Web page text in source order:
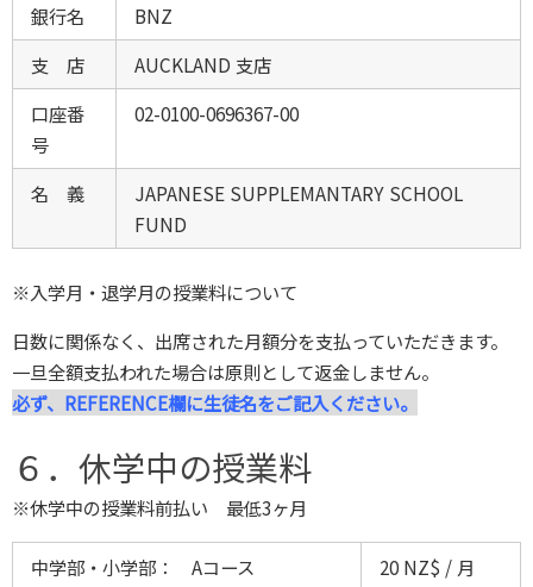
銀行名
BNZ
支 店
AUCKLAND 支店
口座番
号
02-0100-0696367-00
名 義
JAPANESE SUPPLEMANTARY SCHOOL
FUND
※入学月・退学月の授業料について
日数に関係なく、出席された月額分を支払っていただきます。
一旦全額支払われた場合は原則として返金しません。
必ず、REFERENCE欄に生徒名をご記入ください。
６．休学中の授業料
※休学中の授業料前払い 最低3ヶ月
中学部・小学部： Aコース
20 NZ$ / 月